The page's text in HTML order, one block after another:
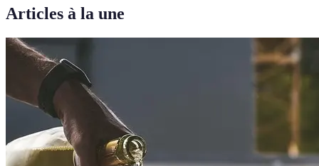
Articles à la une